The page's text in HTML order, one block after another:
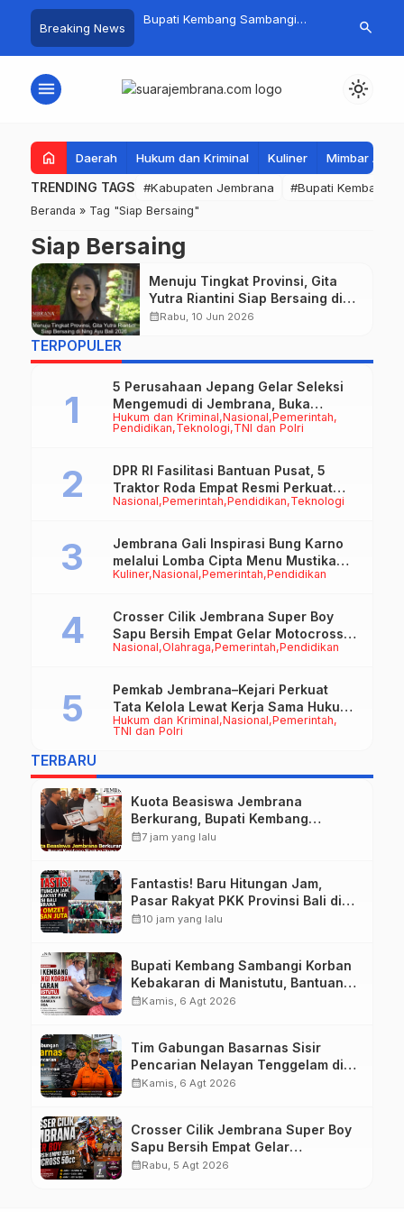
Breaking News
PKK Provinsi Bali di
Omzet Ratusan
Bupati Kembang Sambangi
Bantuan Disalurkan untuk
Tim
Perairan
search
menu light_mode
home Daerah Hukum dan Kriminal Kuliner Mimbar
TRENDING TAGS #Kabupaten Jembrana #Bupati Kembang
Beranda » Tag "Siap Bersaing"
Siap Bersaing
Menuju Tingkat Provinsi, Gita
Yutra Riantini Siap Bersaing di
Ning Ayu Bali 2026
calendar_monthRabu, 10 Jun 2026
TERPOPULER
Hukum dan Kriminal Nasional Pemerintah
Pendidikan Teknologi TNI dan Polri
5 Perusahaan Jepang Gelar Seleksi
Mengemudi di Jembrana, Buka
Peluang Kerja bagi Calon PMI
Nasional Pemerintah Pendidikan Teknologi
DPR RI Fasilitasi Bantuan Pusat, 5
Traktor Roda Empat Resmi Perkuat
Mekanisasi Pertanian Jembrana
Kuliner Nasional Pemerintah Pendidikan
Jembrana Gali Inspirasi Bung Karno
melalui Lomba Cipta Menu Mustika
Rasa
Nasional Olahraga Pemerintah Pendidikan
Crosser Cilik Jembrana Super Boy
Sapu Bersih Empat Gelar Motocross
50cc
Hukum dan Kriminal Nasional Pemerintah
TNI dan Polri
Pemkab Jembrana–Kejari Perkuat
Tata Kelola Lewat Kerja Sama Hukum
Datun
TERBARU
Kuota Beasiswa Jembrana
Berkurang, Bupati Kembang
Siapkan Upaya Penambahan di
calendar_month7 jam yang lalu
Fantastis! Baru Hitungan Jam,
Pasar Rakyat PKK Provinsi Bali di
Jembrana Raup Omzet Ratusan
calendar_month10 jam yang lalu
Bupati Kembang Sambangi Korban
Kebakaran di Manistutu, Bantuan
Disalurkan untuk Ringankan Beban
calendar_monthKamis, 6 Agt 2026
Tim Gabungan Basarnas Sisir
Pencarian Nelayan Tenggelam di
Perairan Pantai Pengambengan
calendar_monthKamis, 6 Agt 2026
Crosser Cilik Jembrana Super Boy
Sapu Bersih Empat Gelar
Motocross 50cc
calendar_monthRabu, 5 Agt 2026